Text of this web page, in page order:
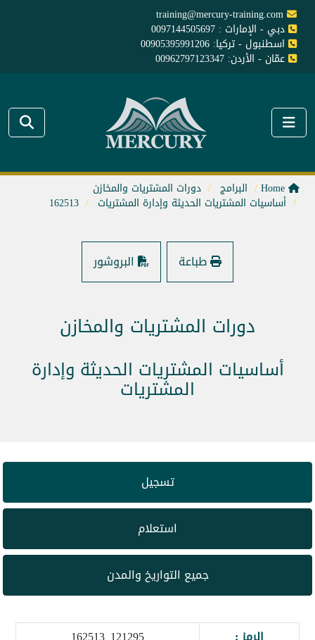
training@mercury-training.com
دبي - الإمارات : 0097144505697
اسطنبول - تركيا: 00905395991206
عمّان - الأردن: 00962797123347
البرامج دورات المشتريات والمخازن
أساسيات المشتريات الحديثة وإدارة المشتريات 162513
طباعة البروشور
دورات المشتريات والمخازن
أساسيات المشتريات الحديثة وإدارة
المشتريات
تسجيل
استعلام
جميع التواريخ والمدن